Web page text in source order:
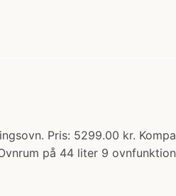
Pris: 5299.00 kr.
på 44 liter 9